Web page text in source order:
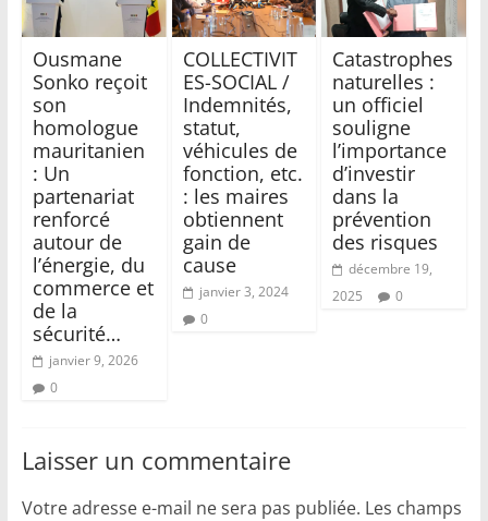
Ousmane
Sonko reçoit
son
homologue
mauritanien
: Un
partenariat
renforcé
autour de
l’énergie, du
commerce et
de la
sécurité…
janvier 9, 2026
0
COLLECTIVIT
ES-SOCIAL /
Indemnités,
statut,
véhicules de
fonction, etc.
: les maires
obtiennent
gain de
cause
janvier 3, 2024
0
Catastrophes
naturelles :
un officiel
souligne
l’importance
d’investir
dans la
prévention
des risques
décembre 19,
2025
0
Laisser un commentaire
Votre adresse e-mail ne sera pas publiée. Les champs